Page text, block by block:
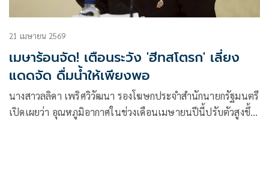
21 เมษายน 2569
เมษาร้อนจัด! เตือนระวัง 'ฮีทสโตรก' เลี่ยง
แดดจัด ดื่มน้ำให้เพียงพอ
นางสาวลลิดา เพริศวิวัฒนา รองโฆษกประจำสำนักนายกรัฐมนตรี
เปิดเผยว่า อุณหภูมิอากาศในช่วงเดือนเมษายนปีนี้ปรับตัวสูงขึ้น